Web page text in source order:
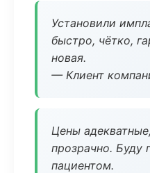
Установили
быстро, чётко,
новая.
— Клиент
Цены
прозрачно. Буду
пациентом.